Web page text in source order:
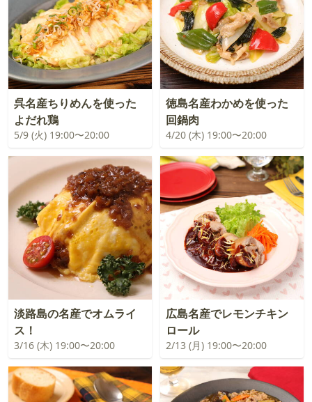
呉名産ちりめんを使った
よだれ鶏
5/9 (火) 19:00〜20:00
徳島名産わかめを使った
回鍋肉
4/20 (木) 19:00〜20:00
淡路島の名産でオムライ
ス！
3/16 (木) 19:00〜20:00
広島名産でレモンチキン
ロール
2/13 (月) 19:00〜20:00